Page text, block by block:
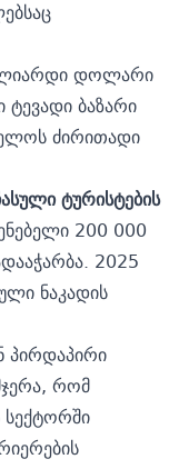
დოლარი
ტევადი ბაზარი
ძირითადი
ტურისტების
200 000
2025
ნაკადის
პირდაპირი
რომ